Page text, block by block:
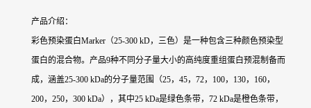
产品介绍：
彩色预染蛋白Marker（25-300 kD，三色）是一种包含三种颜色预染型
蛋白的混合物。产品9种不同分子量大小的高纯度重组蛋白预混制备而
成，涵盖25-300 kDa的分子量范围（25，45，72，100，130，160，
200，250，300 kDa），其中25 kDa是绿色条带，72 kDa是橙色条带，